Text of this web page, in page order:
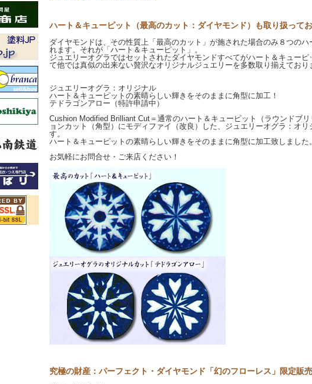
ハート＆キューピット（最高のカット：ダイヤモンド）も取り扱ってお
ダイヤモンドは、その性質上「最高のカット」が施された場合のみ８つのハ
れます。それが「ハート＆キューピット」。
ジュエリーオグラではセットされたダイヤモンドすべてがハート＆キューピ
て他では真似の出来ない贅沢なオリジナルジュエリーを多数取り揃えており
ジュエリーオグラ：オリジナル
ハート＆キューピットの素晴らしい輝きをそのままに角型に加工！
テドラゴンアロー（特許申請中）
Cushion Modified Brilliant Cut＝通常のハート＆キューピット（ラウンドブ
ョンカット（角型）にモディファイ（改良）した、ジュエリーオグラ：オ
す。
ハート＆キューピットの素晴らしい輝きをそのままに角型に加工致しました。
お気軽にお問合せ・ご来店ください！
究極の財産：パーフェクト・ダイヤモンド「幻のフローレス」限定販売